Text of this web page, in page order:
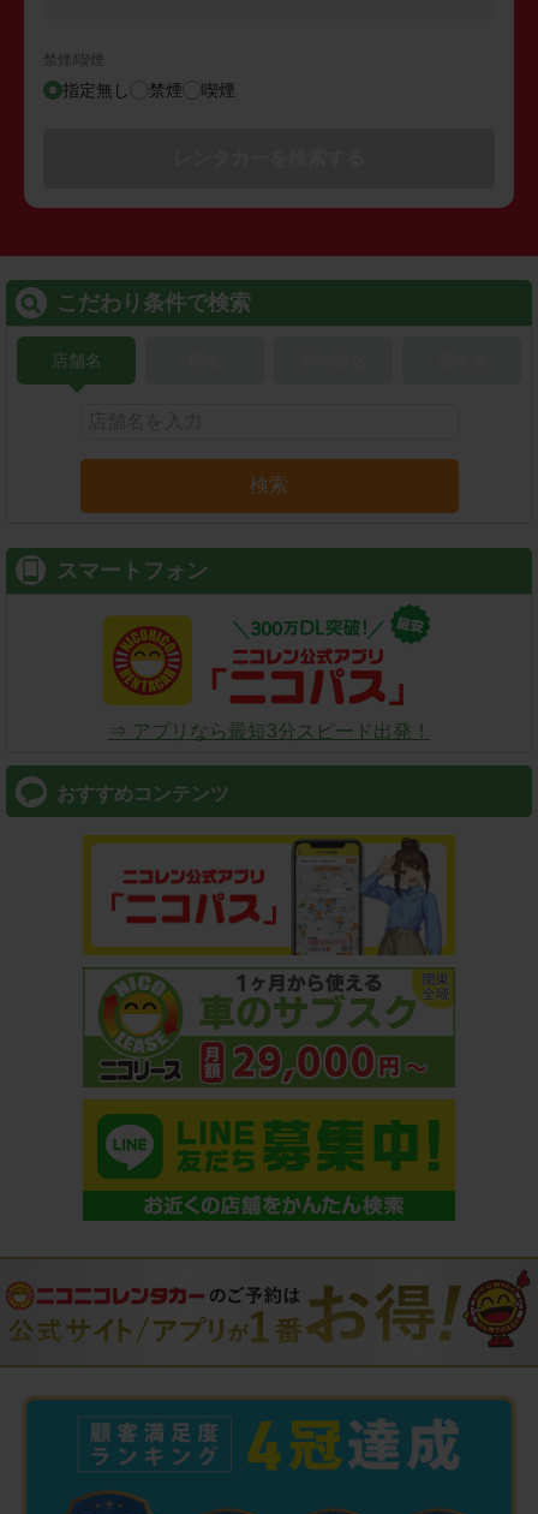
禁煙/喫煙
指定無し 禁煙 喫煙
こだわり条件で検索
店舗名
検索
スマートフォン
⇒ アプリなら最短3分スピード出発！
おすすめコンテンツ